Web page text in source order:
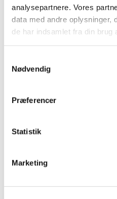
analysepartnere. Vores
data med andre oplysninger,
de har indsamlet fra din brug
Nødvendig
Præferencer
Statistik
Marketing
2025 (158)
2024 (224)
2023 (195)
2021 (516)
november (51)
juni (49)